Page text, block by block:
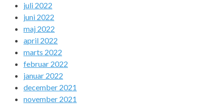
juli 2022
juni 2022
maj 2022
april 2022
marts 2022
februar 2022
januar 2022
december 2021
november 2021